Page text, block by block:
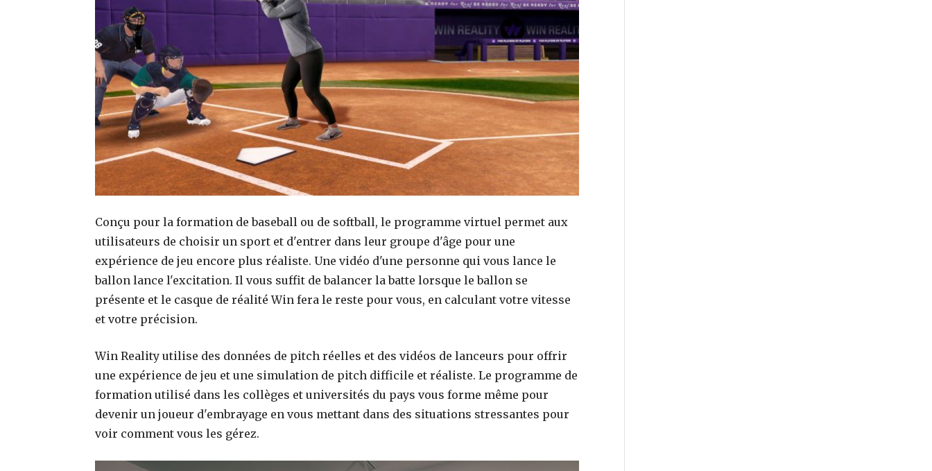
Conçu pour la formation de baseball ou de softball, le programme virtuel permet aux
utilisateurs de choisir un sport et d'entrer dans leur groupe d'âge pour une
expérience de jeu encore plus réaliste. Une vidéo d'une personne qui vous lance le
ballon lance l'excitation. Il vous suffit de balancer la batte lorsque le ballon se
présente et le casque de réalité Win fera le reste pour vous, en calculant votre vitesse
et votre précision.
Win Reality utilise des données de pitch réelles et des vidéos de lanceurs pour offrir
une expérience de jeu et une simulation de pitch difficile et réaliste. Le programme de
formation utilisé dans les collèges et universités du pays vous forme même pour
devenir un joueur d'embrayage en vous mettant dans des situations stressantes pour
voir comment vous les gérez.